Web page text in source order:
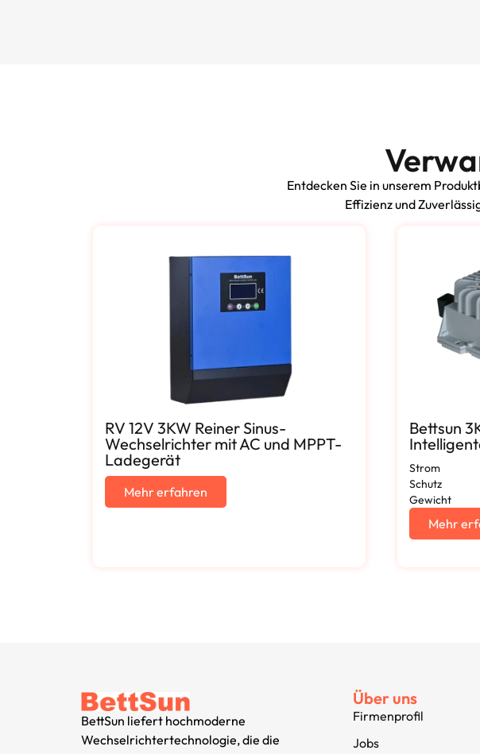
Entdecken Sie in unserem
Effizienz und
RV 12V 3KW Reiner Sinus-
Wechselrichter mit AC und MPPT-
Ladegerät
Mehr erfahren
Bettsun
Strom
Schutz
Gewicht
Mehr
BettSun liefert hochmoderne
Wechselrichtertechnologie, die die
Über uns
Firmenprofil
Jobs